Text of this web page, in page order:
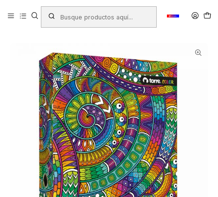
Productos LIBRERIA Oficina Archivo Archivadores
Archivador de Color ARCHIVADOR TORRE OFICIO ANCHO COLOR